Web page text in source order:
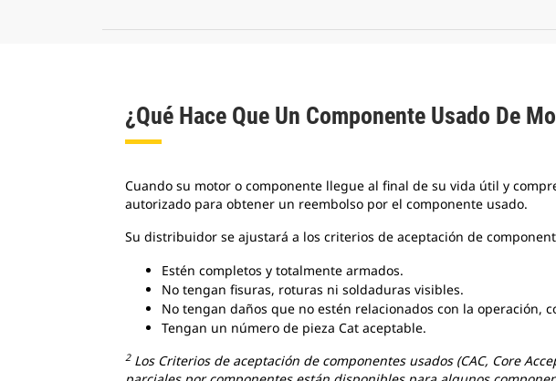
¿Qué Hace Que Un Componente Usado De
Cuando su motor o componente llegue al final de su vida útil y
autorizado para obtener un reembolso por el componente usado.
Su distribuidor se ajustará a los criterios de aceptación de
Estén completos y totalmente armados.
No tengan fisuras, roturas ni soldaduras visibles.
No tengan daños que no estén relacionados con la operación,
Tengan un número de pieza Cat aceptable.
2Los Criterios de aceptación de componentes usados (CAC, Core